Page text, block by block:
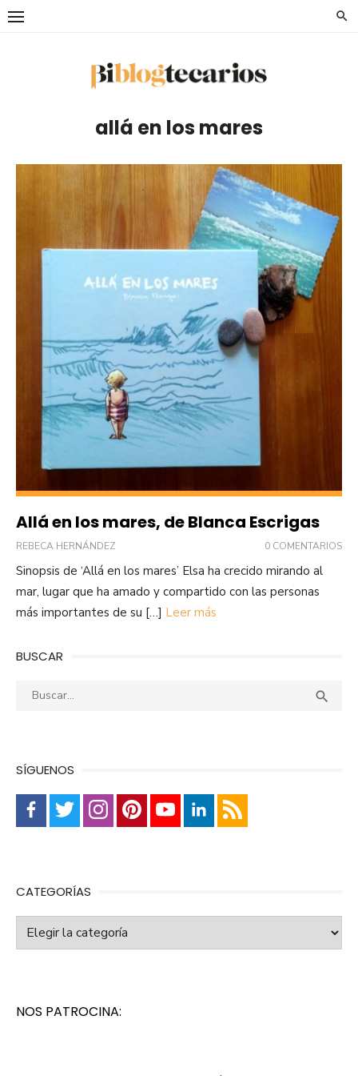
Saltar
allá en los mares
Allá en los mares, de Blanca Escrigas
REBECA HERNÁNDEZ 0 COMENTARIOS
Sinopsis de ‘Allá en los mares’ Elsa ha crecido mirando al
mar, lugar que ha amado y compartido con las personas
más importantes de su […] Leer más
BUSCAR
Buscar: 
SÍGUENOS
CATEGORÍAS
Categorías
NOS PATROCINA: